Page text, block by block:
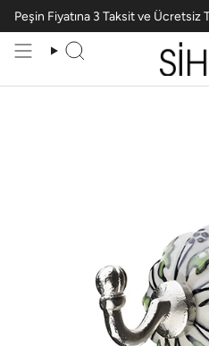
Peşin Fiyatına 3 Taksit ve Ücretsiz
Ara